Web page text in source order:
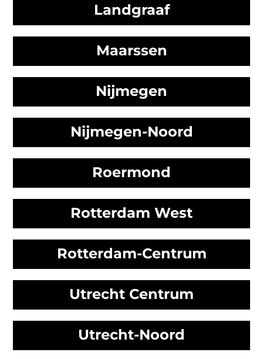
Landgraaf
Maarssen
Nijmegen
Nijmegen-Noord
Roermond
Rotterdam West
Rotterdam-Centrum
Utrecht Centrum
Utrecht-Noord